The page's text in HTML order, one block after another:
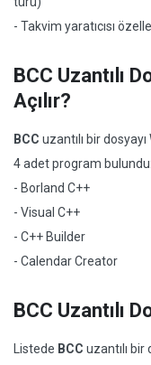
- Takvim yaratıcısı
BCC Uzantılı
Açılır?
BCC uzantılı bir
4 adet program bulundu:
- Borland C++
- Visual C++
- C++ Builder
- Calendar Creator
BCC Uzantılı
Listede BCC uzantılı